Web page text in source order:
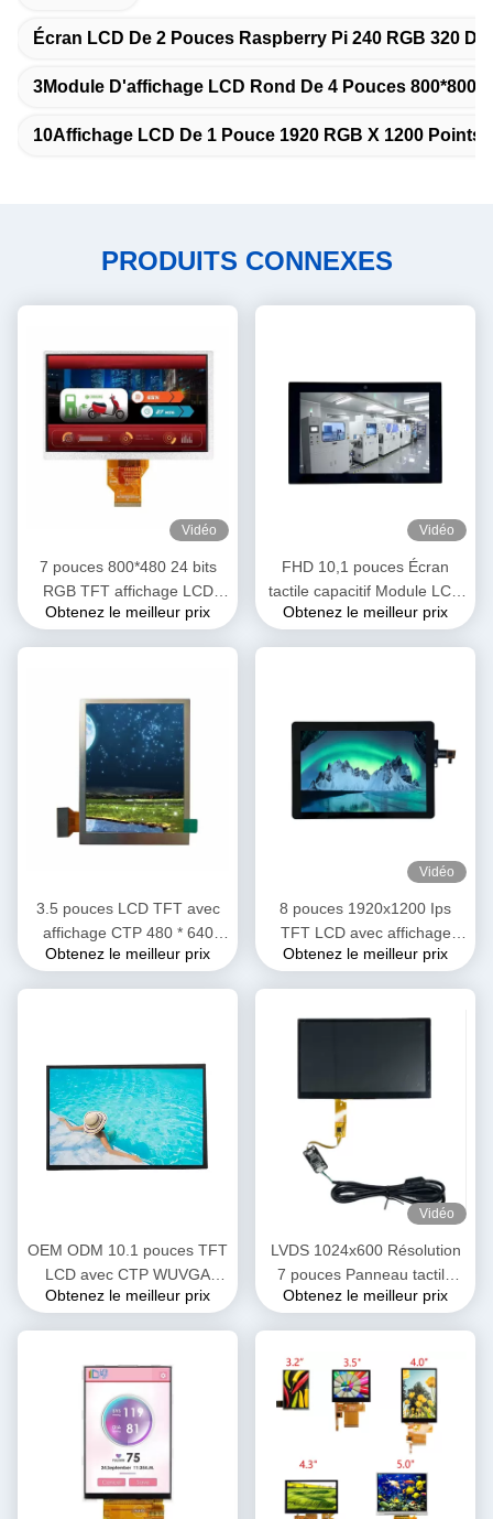
Écran LCD De 2 Pouces Raspberry Pi 240 RGB 320
3Module D'affichage LCD Rond De 4 Pouces 800*800
10Affichage LCD De 1 Pouce 1920 RGB X 1200 Points
PRODUITS CONNEXES
Vidéo
7 pouces 800*480 24 bits
RGB TFT affichage LCD
avec CTP pour l' application
Obtenez le meilleur prix
Vidéo
FHD 10,1 pouces Écran
tactile capacitif Module LCD
IPS Vue CTP 1920*1200
Obtenez le meilleur prix
3.5 pouces LCD TFT avec
affichage CTP 480 * 640
interface SPI
Obtenez le meilleur prix
Vidéo
8 pouces 1920x1200 Ips
TFT LCD avec affichage
CTP 1000 Nits OEM ODM
Obtenez le meilleur prix
OEM ODM 10.1 pouces TFT
LCD avec CTP WUVGA
haute résolution 1920 RGB
Obtenez le meilleur prix
Vidéo
LVDS 1024x600 Résolution
7 pouces Panneau tactile
capacitif avec CTP
Obtenez le meilleur prix